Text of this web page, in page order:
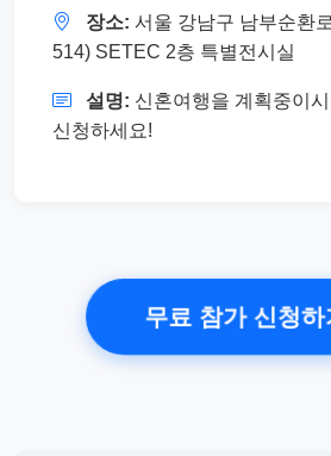
장소: 서울 강남구 남부순환
514) SETEC 2층 특별전시실
설명: 신혼여행을 계획중이
신청하세요!
무료 참가 신청하